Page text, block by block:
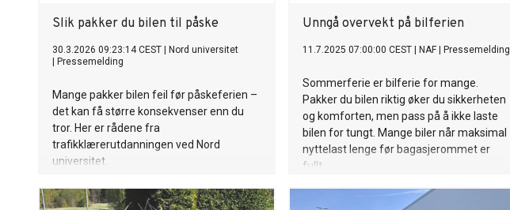
Slik pakker du bilen til påske
30.3.2026 09:23:14 CEST
Nord universitet
Pressemelding
Mange pakker bilen feil før påskeferien –
det kan få større konsekvenser enn du
tror. Her er rådene fra
trafikklærerutdanningen ved Nord
universitet.
Unngå overvekt på bilferien
11.7.2025 07:00:00 CEST NAF Pressemelding
Sommerferie er bilferie for mange.
Pakker du bilen riktig øker du sikkerheten
og komforten, men pass på å ikke laste
bilen for tungt. Mange biler når maksimal
nyttelast lenge før bagasjerommet er
fullt.